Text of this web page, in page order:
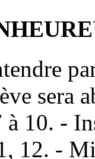
sera
à 10. -
12. -